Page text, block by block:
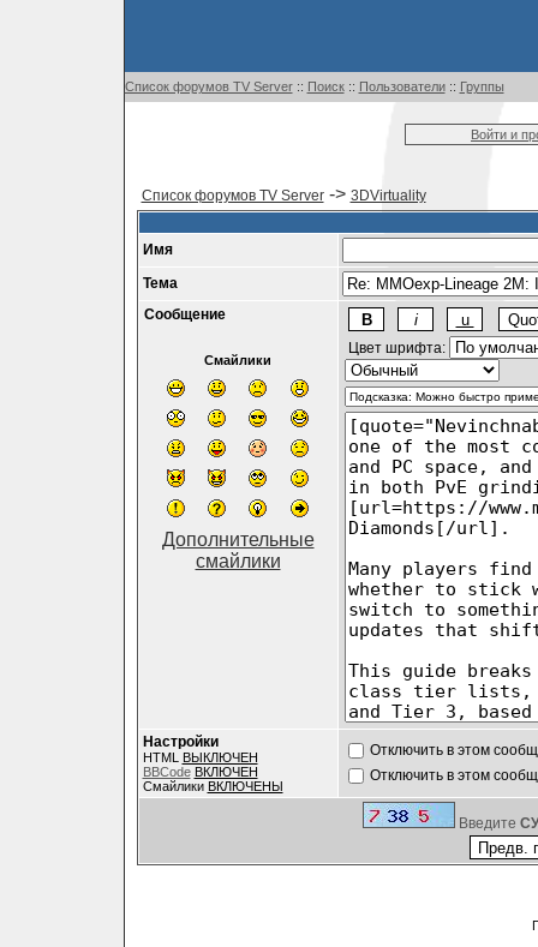
Список форумов TV Server:: Поиск:: Пользователи:: Группы
Войти и
Список форумов TV Server-> 3DVirtuality
Имя
Тема
Сообщение
Смайлики
Дополнительные
смайлики
Цвет шрифта:
Настройки
HTML
ВЫКЛЮЧЕН
BBCode ВКЛЮЧЕН
Смайлики ВКЛЮЧЕНЫ
Отключить в этом
Отключить в этом
Введите